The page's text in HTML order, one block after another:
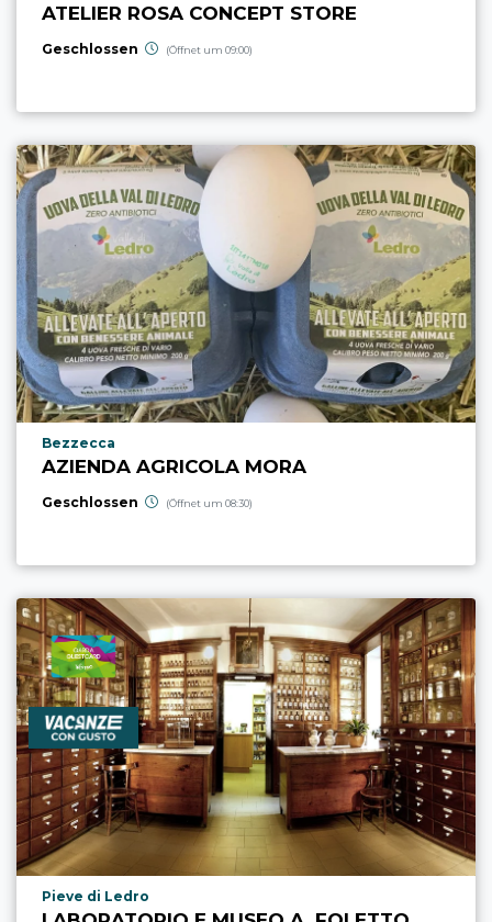
ATELIER ROSA CONCEPT STORE
Geschlossen (Öffnet um 09:00)
aria.poi_location_prefix
Bezzecca
AZIENDA AGRICOLA MORA
Geschlossen (Öffnet um 08:30)
aria.poi_location_prefix
Pieve di Ledro